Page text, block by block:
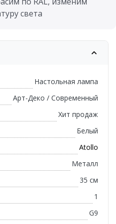
света
Настольная лампа
Арт-Деко / Современный
Хит продаж
Белый
Atollo
Металл
35 см
1
G9